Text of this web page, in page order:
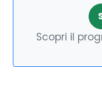
Scopri il